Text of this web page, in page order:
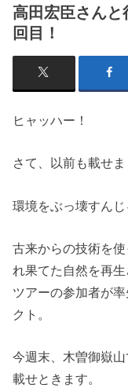
高田宏臣さん
回目！
ヒャッハー！
さて、以前も載せま
環境をぶっ壊すんじ
古来からの技術を
れ果てた自然を再生
ツアーの参加者が
クト。
今週末、木曽御嶽
載せときます。